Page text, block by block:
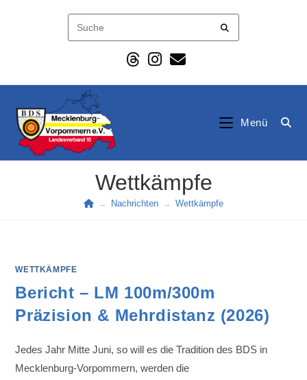
Menü
Wettkämpfe
→ Nachrichten → Wettkämpfe
WETTKÄMPFE
Bericht – LM 100m/300m
Präzision & Mehrdistanz (2026)
Jedes Jahr Mitte Juni, so will es die Tradition des BDS in
Mecklenburg-Vorpommern, werden die